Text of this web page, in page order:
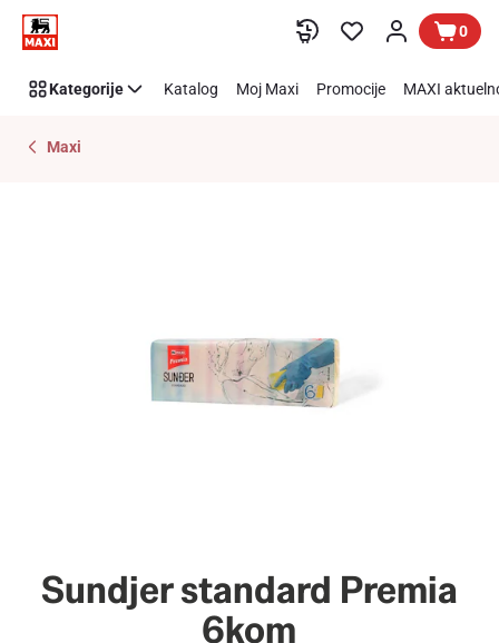
Preskoči link 0
Kategorije Katalog Moj Maxi Promocije MAXI
Maxi
Sundjer standard Premia
6kom